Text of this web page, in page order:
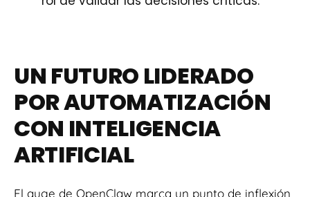
UN FUTURO LIDERADO
POR AUTOMATIZACIÓN
CON INTELIGENCIA
ARTIFICIAL
El auge de OpenClaw marca un punto de inflexión